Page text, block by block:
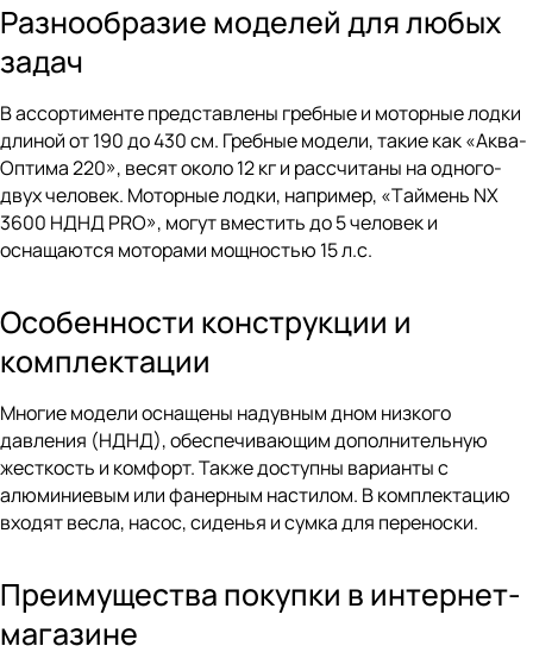
Разнообразие моделей для любых
задач
В ассортименте представлены гребные и моторные лодки
длиной от 190 до 430 см. Гребные модели, такие как «Аква-
Оптима 220», весят около 12 кг и рассчитаны на одного-
двух человек. Моторные лодки, например, «Таймень NX
3600 НДНД PRO», могут вместить до 5 человек и
оснащаются моторами мощностью 15 л.с.
Особенности конструкции и
комплектации
Многие модели оснащены надувным дном низкого
давления (НДНД), обеспечивающим дополнительную
жесткость и комфорт. Также доступны варианты с
алюминиевым или фанерным настилом. В комплектацию
входят весла, насос, сиденья и сумка для переноски.
Преимущества покупки в интернет-
магазине